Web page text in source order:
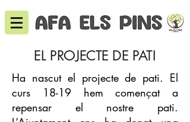
EL PROJECTE DE PATI
Ha nascut el projecte de pati. El
curs 18-19 hem començat a
repensar el nostre pati.